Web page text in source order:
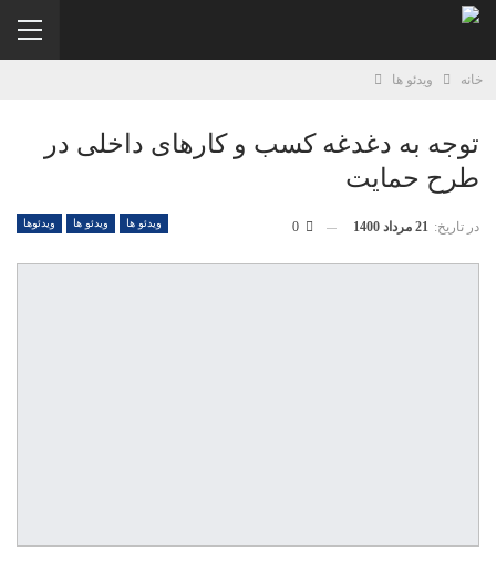
خانه ویدئو ها
توجه به دغدغه کسب و کارهای داخلی در
طرح حمایت
ویدئو ها ویدئو ها ویدئوها در تاریخ: 21 مرداد 1400